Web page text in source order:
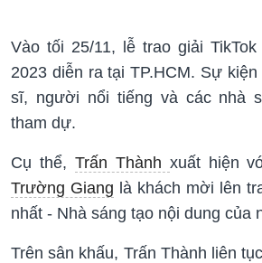
Vào tối 25/11, lễ trao giải
2023 diễn ra tại TP.HCM. Sự
sĩ, người nổi tiếng và các nhà
tham dự.
Cụ thể, Trấn Thành xuất hiện
Trường Giang là khách mời lên
nhất - Nhà sáng tạo nội dung của
Trên sân khấu, Trấn Thành liên